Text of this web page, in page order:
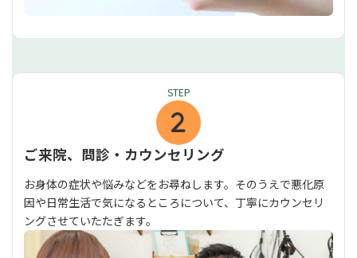
STEP
ご来院、問診・カウンセリング
お身体の症状や悩みなどをお尋ねします。そのうえで悪化原
因や日常生活で気になるところについて、丁寧にカウンセリ
ングさせていたたぎます。